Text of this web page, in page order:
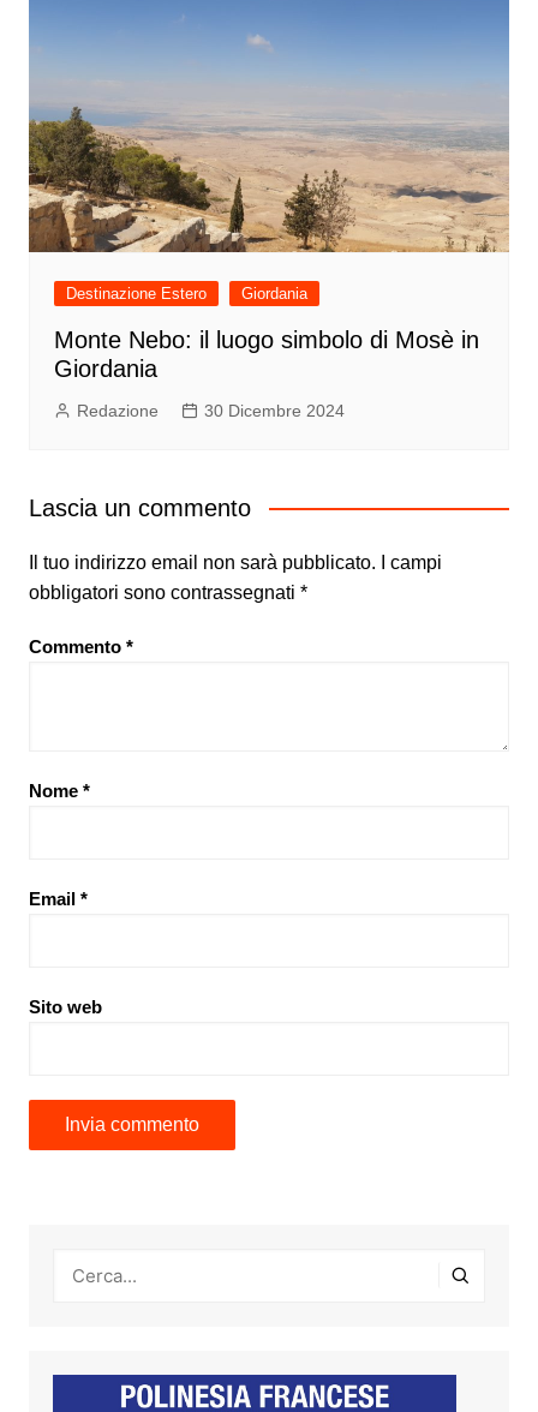
Destinazione Estero Giordania
Monte Nebo: il luogo simbolo di Mosè in
Giordania
Redazione 30 Dicembre 2024
Lascia un commento
Il tuo indirizzo email non sarà pubblicato.
I campi
obbligatori sono contrassegnati *
Commento *
Nome *
Email *
Sito web